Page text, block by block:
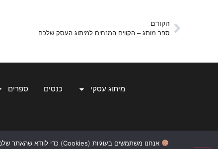
הקודם
ספר מותג – הקווים המנחים למיתוג העסק שלכם
מיתוג עסקי כנסים ספרים
© כל הזכויות שמורות למונה אריאל סטודיו MOONART
אנחנו משתמשים בעוגיות (Cookies) כדי לוודא שהאתר שלנו עובד כמו שצריך, שנספק לכם חוויית גלישה חלקה, ונוכל ללמוד מה הכי מעניין אתכם. אם תמשיכו לגלוש כאן – נבין שזה בסדר מצדכם להשתמש בהן.